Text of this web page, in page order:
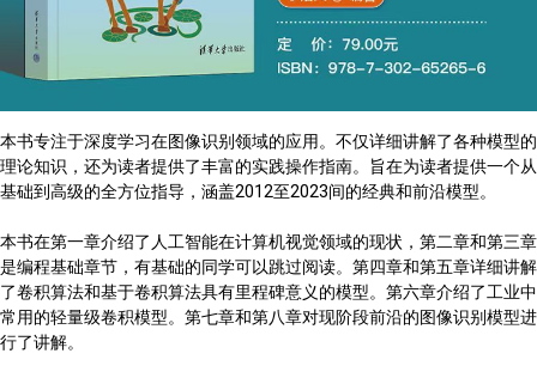
本书专注于深度学习在图像识别领域的应用。不仅详细讲解了各种模型的
理论知识，还为读者提供了丰富的实践操作指南。旨在为读者提供一个从
基础到高级的全方位指导，涵盖2012至2023间的经典和前沿模型。
本书在第一章介绍了人工智能在计算机视觉领域的现状，第二章和第三章
是编程基础章节，有基础的同学可以跳过阅读。第四章和第五章详细讲解
了卷积算法和基于卷积算法具有里程碑意义的模型。第六章介绍了工业中
常用的轻量级卷积模型。第七章和第八章对现阶段前沿的图像识别模型进
行了讲解。